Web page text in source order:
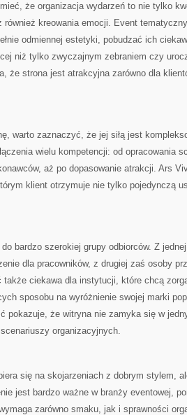
że organizacja wydarzeń to nie tylko
również kreowania emocji. Event
odmiennej estetyki, pobudzać ich
niż tylko zwyczajnym zebraniem czy
że strona jest atrakcyjna zarówno dla
warto zaznaczyć, że jej siłą jest
wielu kompetencji: od opracowania
aż po dopasowanie atrakcji. Ars
klient otrzymuje nie tylko pojedynczą
bardzo szerokiej grupy odbiorców. Z
dla pracowników, z drugiej zaś osoby
ciekawa dla instytucji, które chcą
sposobu na wyróżnienie swojej marki
pokazuje, że witryna nie zamyka się w
organizacyjnych.
się na skojarzeniach z dobrym stylem,
jest bardzo ważne w branży eventowej,
zarówno smaku, jak i sprawności